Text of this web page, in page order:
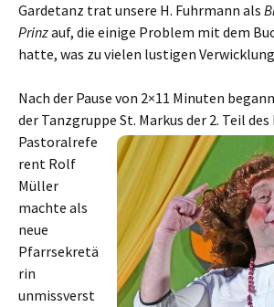
Gardetanz trat unsere H. Fuhrmann als
Prinzauf, die einige Problem mit dem
hatte, was zu vielen lustigen
Nach der Pause von 2×11 Minuten
der Tanzgruppe St. Markus der 2. Teil
Pastoralrefe
rent Rolf
Müller
machte als
neue
Pfarrsekretä
rin
unmissverst